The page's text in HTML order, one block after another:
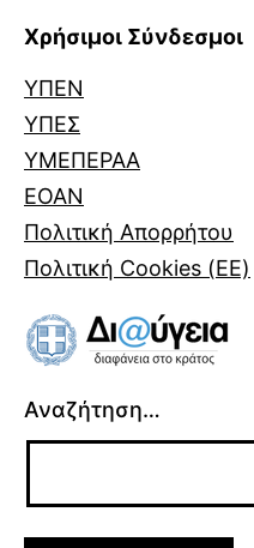
Χρήσιμοι Σύνδεσμοι
ΥΠΕΝ
ΥΠΕΣ
ΥΜΕΠΕΡΑΑ
ΕΟΑΝ
Πολιτική Απορρήτου
Πολιτική Cookies (ΕΕ)
Αναζήτηση…